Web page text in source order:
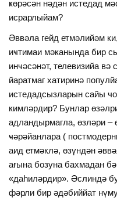
ҝөрәсән нәдән истедад
исрарлыйам?
Әввәла гейд етмәлийәм
иҹтимаи мәканында бир
инҹәсәнәт, телевизийа
йаратмаг хатиринә
истедадсызларын сайы
кимләрдир? Бунлар
адландырмагла, өзләри –
ҹәрәйанлара (
аид етмәклә, өзүндән
ағына бозуна бахмадан
«даһиләрдир». Әслиндә
фәрли бир әдәбиййат